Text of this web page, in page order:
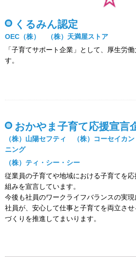
くるみん認定
OEC（株） （株）天満屋ストア
「子育てサポート企業」として、厚生労
す。
おかやま子育て応援宣言
（株）山陽セフティ （株）コーセイカ
ニング
（株）ティ・シー・シー
従業員の子育てや地域における子育てを
組みを宣言しています。
今後も社員のワークライフバランスの実
社員が、安心して仕事と子育てを両立さ
づくりを推進してまいります。